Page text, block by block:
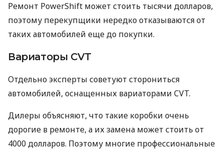
Ремонт PowerShift может стоить тысячи долларов,
поэтому перекупщики нередко отказываются от
таких автомобилей еще до покупки.
Вариаторы CVT
Отдельно эксперты советуют сторониться
автомобилей, оснащенных вариаторами CVT.
Дилеры объясняют, что такие коробки очень
дорогие в ремонте, а их замена может стоить от
4000 долларов. Поэтому многие профессиональные